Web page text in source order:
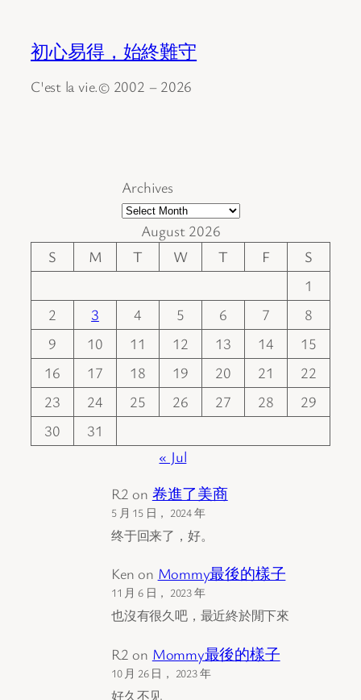
初心易得，始終難守
C'est la vie.© 2002 – 2026
Archives
August 2026
S
M T W T F
S
1
2
3 4 5 6 7
8
9
10 11 12 13 14
15
16
17 18 19 20 21
22
23
24 25 26 27 28
29
30
31
« Jul
R2 on 卷進了美商
5 月 15 日， 2024 年
终于回来了，好。
Ken on Mommy最後的樣子
11 月 6 日， 2023 年
也沒有很久吧，最近終於閒下來
R2 on Mommy最後的樣子
10 月 26 日， 2023 年
好久不见